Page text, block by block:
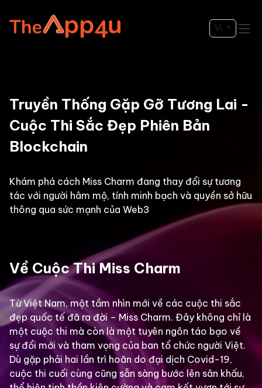
Vi
Truyền Thống Gặp Gỡ Tương Lai -
Cuộc Thi Sắc Đẹp Phiên Bản
Blockchain
Khám phá cách Miss Charm đang thay đổi sự tương
tác với người hâm mộ, tính minh bạch và quyền sở hữu
thông qua sức mạnh của Web3
Về Cuộc Thi Miss Charm
Từ Việt Nam, một tầm nhìn mới về các cuộc thi sắc
đẹp quốc tế đã ra đời – Miss Charm. Đây không chỉ là
một cuộc thi mà còn là một tuyên ngôn táo bạo về
sự đổi mới và tham vọng của ban tổ chức người Việt.
Dù gặp phải hai lần trì hoãn do đại dịch Covid-19,
cuộc thi cuối cùng cũng sẵn sàng bước lên sân khấu,